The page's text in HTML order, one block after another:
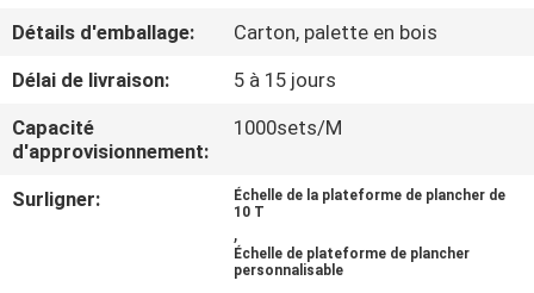
VISITE
DE
L'USINE
CONTRÔLE
Détails d'emballage:
Carton, palette en bois
Délai de livraison:
5 à 15 jours
Capacité
d'approvisionnement:
1000sets/M
Surligner:
Échelle de la plateforme de plancher de
10 T
,
Échelle de plateforme de plancher
personnalisable